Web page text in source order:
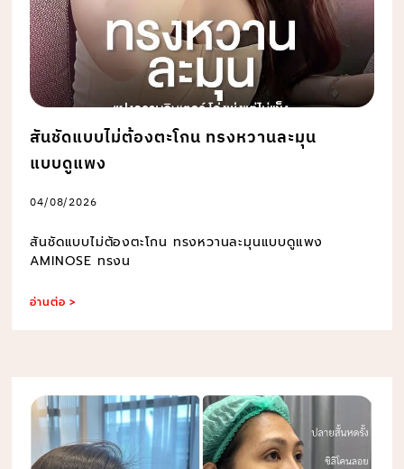
สันชัดแบบไม่ต้องตะโกน ทรงหวานละมุน
แบบดูแพง
04/08/2026
สันชัดแบบไม่ต้องตะโกน ทรงหวานละมุนแบบดูแพง
AMINOSE ทรงน
อ่านต่อ >